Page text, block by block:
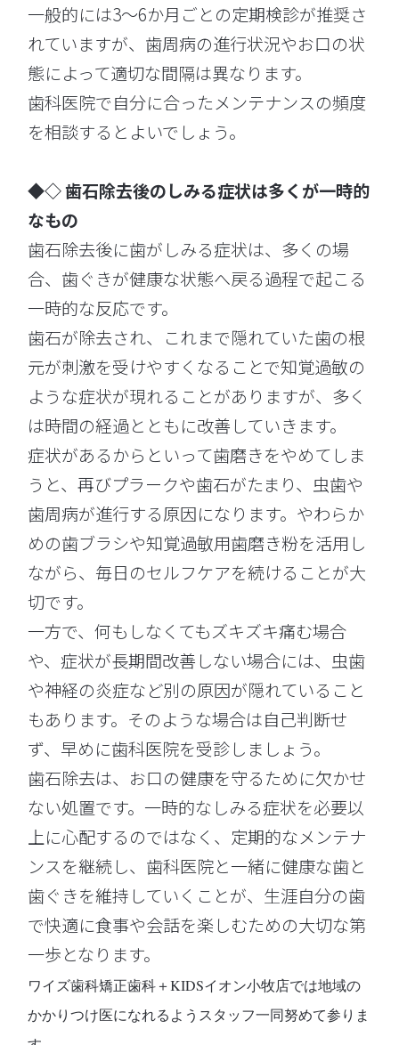
一般的には3〜6か月ごとの定期検診が推奨さ
れていますが、歯周病の進行状況やお口の状
態によって適切な間隔は異なります。
歯科医院で自分に合ったメンテナンスの頻度
を相談するとよいでしょう。
◆◇ 歯石除去後のしみる症状は多くが一時的
なもの
歯石除去後に歯がしみる症状は、多くの場
合、歯ぐきが健康な状態へ戻る過程で起こる
一時的な反応です。
歯石が除去され、これまで隠れていた歯の根
元が刺激を受けやすくなることで知覚過敏の
ような症状が現れることがありますが、多く
は時間の経過とともに改善していきます。
症状があるからといって歯磨きをやめてしま
うと、再びプラークや歯石がたまり、虫歯や
歯周病が進行する原因になります。やわらか
めの歯ブラシや知覚過敏用歯磨き粉を活用し
ながら、毎日のセルフケアを続けることが大
切です。
一方で、何もしなくてもズキズキ痛む場合
や、症状が長期間改善しない場合には、虫歯
や神経の炎症など別の原因が隠れていること
もあります。そのような場合は自己判断せ
ず、早めに歯科医院を受診しましょう。
歯石除去は、お口の健康を守るために欠かせ
ない処置です。一時的なしみる症状を必要以
上に心配するのではなく、定期的なメンテナ
ンスを継続し、歯科医院と一緒に健康な歯と
歯ぐきを維持していくことが、生涯自分の歯
で快適に食事や会話を楽しむための大切な第
一歩となります。
ワイズ歯科矯正歯科＋KIDSイオン小牧店では地域の
かかりつけ医になれるようスタッフ一同努めて参りま